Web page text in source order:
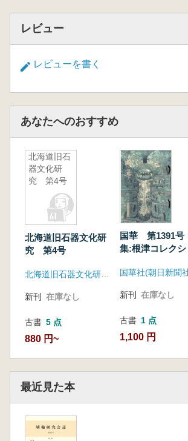
レビュー
レビューを書く
あなたへのおすすめ
北海道旧石
器文化研
究 第4号
北海道旧石器文化研
究 第4号
新刊 在庫なし
古書 5 点
880 円~
国華 第1391
集:根津コレク
国華社(朝日新聞
新刊 在庫なし
古書 1 点
1,100 円
最近見た本